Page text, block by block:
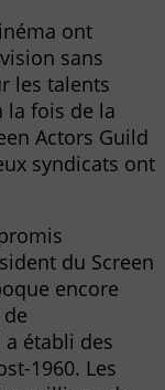
ont
sans
les talents
la fois de la
Actors Guild
syndicats ont
du Screen
encore
a établi des
1960. Les